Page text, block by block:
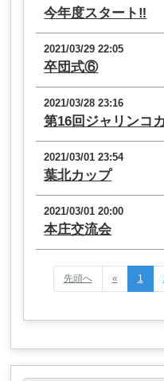
今年度スタート‼︎
2021/03/29 22:05
卒団式⑥
2021/03/28 23:16
第16回ジャリンコ
2021/03/01 23:54
葉北カップ
2021/03/01 20:00
本庄交流会
先頭へ « 1